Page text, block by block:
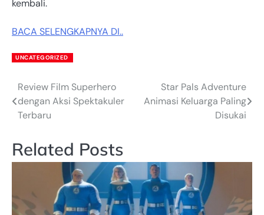
kembali.
BACA SELENGKAPNYA DI..
UNCATEGORIZED
Post
navigation
Review Film Superhero
dengan Aksi Spektakuler
Terbaru
Star Pals Adventure
Animasi Keluarga Paling
Disukai
Related Posts